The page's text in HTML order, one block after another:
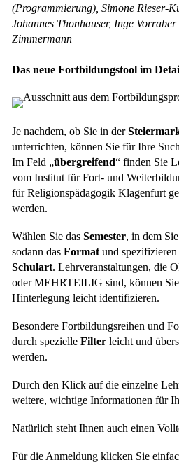
(Programmierung), Simone Rieser-
Johannes Thonhauser, Inge
Zimmermann
Das neue Fortbildungstool im
Je nachdem, ob Sie in der
unterrichten, können Sie für Ihre
Im Feld „übergreifend“ finden Sie
vom Institut für Fort- und
für Religionspädagogik Klagenfurt
werden.
Wählen Sie das Semester, in dem
sodann das Format und
Schulart. Lehrveranstaltungen, die
oder MEHRTEILIG sind, können
Hinterlegung leicht identifizieren.
Besondere Fortbildungsreihen und
durch spezielle Filter leicht und
werden.
Durch den Klick auf die einzelne
weitere, wichtige Informationen für
Natürlich steht Ihnen auch einen
Für die Anmeldung klicken Sie